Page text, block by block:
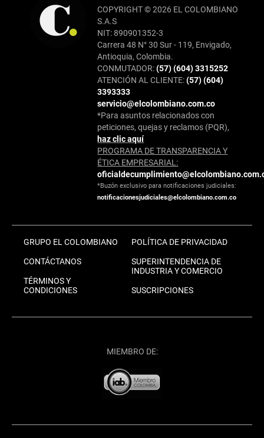
COPYRIGHT © 2026 EL COLOMBIANO
S.A.S
NIT: 890901352-3
Carrera 48 N° 30 Sur - 119, Envigado,
Antioquia, Colombia.
CONMUTADOR:(57) (604) 3315252
ATENCIÓN AL CLIENTE:(57) (604)
3393333
servicio@elcolombiano.com.co
*Para asuntos relacionados con
peticiones, quejas y reclamos (PQR),
haz clic aquí
PROGRAMA DE TRANSPARENCIA Y
ÉTICA EMPRESARIAL:
*Buzón exclusivo para notificaciones judiciales:
notificacionesjudiciales@elcolombiano.com.co
GRUPO EL COLOMBIANO
CONTÁCTANOS
TÉRMINOS Y
CONDICIONES
POLÍTICA DE PRIVACIDAD
SUPERINTENDENCIA DE
INDUSTRIA Y COMERCIO
SUSCRIPCIONES
MIEMBRO DE: